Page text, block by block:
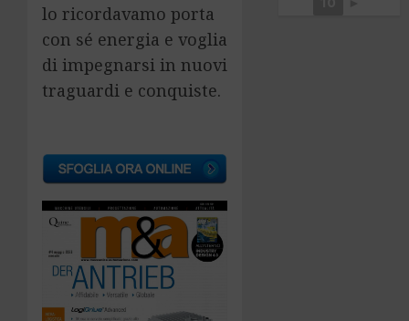
lo ricordavamo porta
con sé energia e voglia
di impegnarsi in nuovi
traguardi e conquiste.